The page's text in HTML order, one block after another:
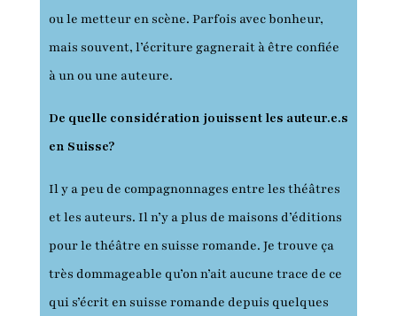
ou le metteur en scène. Parfois avec bonheur,
mais souvent, l’écriture gagnerait à être confiée
à un ou une auteure.
De quelle considération jouissent les auteur.e.s
en Suisse?
Il y a peu de compagnonnages entre les théâtres
et les auteurs. Il n’y a plus de maisons d’éditions
pour le théâtre en suisse romande. Je trouve ça
très dommageable qu’on n’ait aucune trace de ce
qui s’écrit en suisse romande depuis quelques